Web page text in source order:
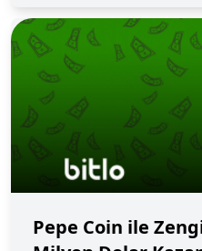
Pepe Coin ile